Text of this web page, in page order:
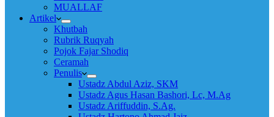
MUALLAF
Artikel
Khutbah
Rubrik Ruqyah
Pojok Fajar Shodiq
Ceramah
Penulis
Ustadz Abdul Aziz, SKM
Ustadz Agus Hasan Bashori, Lc, M.Ag
Ustadz Ariffuddin, S.Ag.